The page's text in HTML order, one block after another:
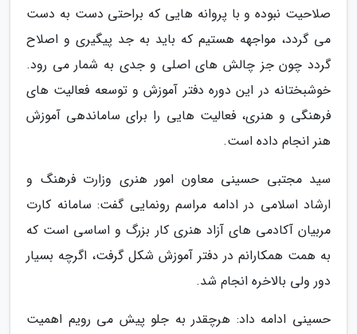
صلاحیت نبوده و با پروانه هایی که براحتی دست به دست
می گردد، مواجهه هستیم که باید به جد پیگیری و اصلاح
گردد چون جز چالش های اصلی و جدی به شمار می رود.
خوشبختانه در این دوره دفتر آموزش و توسعه فعالیت های
فرهنگی و هنری، فعالیت هایی را برای ساماندهی آموزش
هنر انجام داده است.
سید مجتبی حسینی معاون امور هنری وزارت فرهنگ و
ارشاد اسلامی در ادامه مراسم رونمایی گفت: سامانه کارت
مربیان آکادمی های آزاد هنری کار بزرگ و اساسی است که
به همت همکارانم در دفتر آموزش شکل گرفت، اگرچه بسیار
دور ولی بالاخره انجام شد.
حسینی ادامه داد: هرچقدر به جلو پیش می رویم اهمیت